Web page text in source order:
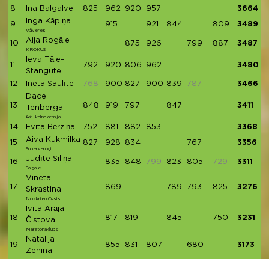
8 Ina Balgalve 825 962 920 957 3664
9 Inga Kāpiņa
Vāveres
915 921 844 809 3489
10 Aija Rogāle
KROKUS
875 926 799 887 3487
11
Ieva Tāle-
Stangute
792 920 806 962 3480
12 Ineta Saulīte 768 900 827 900 839 787 3466
13
Dace
Tenberga
Āžu kalna armija
848 919 797 847 3411
14 Evita Bērziņa 752 881 882 853 3368
15 Aiva Kukmilka
Supervaroņi
827 928 834 767 3356
16 Judīte Siliņa
Salgale
835 848 799 823 805 729 3311
17
Vineta
Skrastina
Noskrien Cēsis
869 789 793 825 3276
18
Ivita Arāja-
Čistova
Maratonaklubs
817 819 845 750 3231
19
Natalija
Zenina
855 831 807 680 3173